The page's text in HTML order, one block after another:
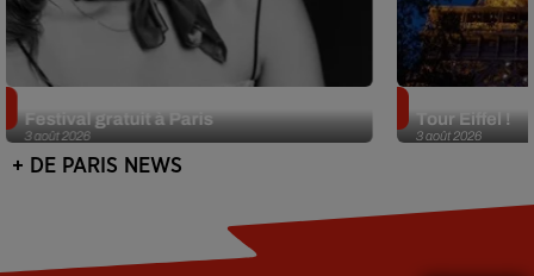
3 août 2026
Festival gratuit à Paris
3 août 2026
Tour Eiffel !
+ DE PARIS NEWS